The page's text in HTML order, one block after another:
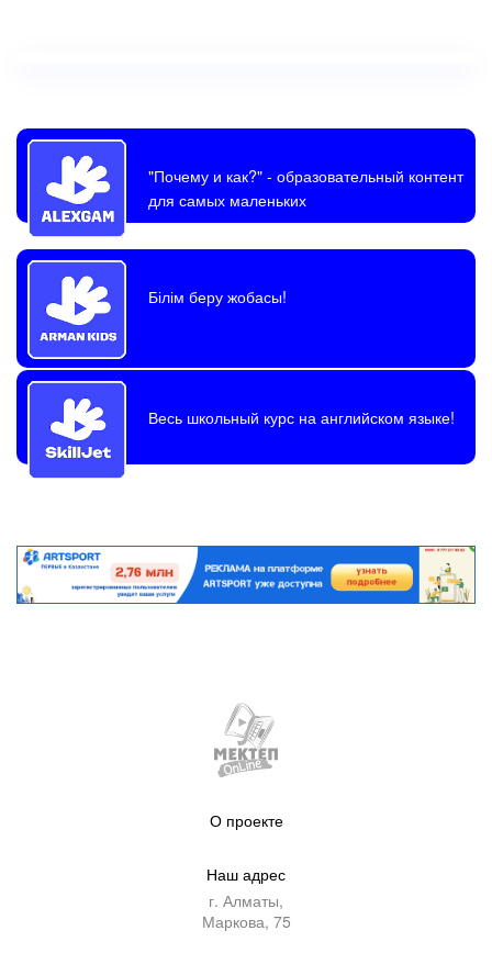
"Почему и как?"- образовательный контент
для самых маленьких
Білім беру жобасы!
Весь школьный курс на английском языке!
О проекте
Наш адрес
г. Алматы,
Маркова, 75